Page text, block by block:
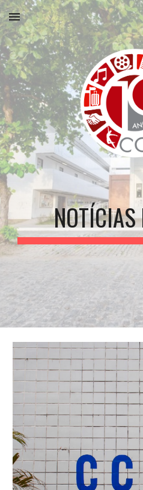
Skip to main content
NOTÍCIAS